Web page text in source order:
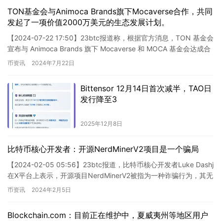
TON基金会与Animoca Brands旗下Mocaverse合作，共同
发起了一项价值2000万美元的生态发展计划。
【2024-07-22 17:50】23btc报道称，根据官方消息，TON 基金会
宣布与 Animoca Brands 旗下 Mocaverse 和 MOCA 基金会达成合
作意向，…
币资讯 2024年7月22日
Bittensor 12月14日首次减半，TAO日
发行降至3
2025年12月8日
比特币核心开发者：开源NerdMinerV2项目是一个骗局
【2024-02-05 05:56】23btc报道，比特币核心开发者Luke Dashj
在X平台上表示，开源项目NerdMinerV2被指为一种诈骗行为，其无
法有效挖掘比特币，区块…
币资讯 2024年2月5日
Blockchain.com：目前正在维护中，夏威夷州等地区用户